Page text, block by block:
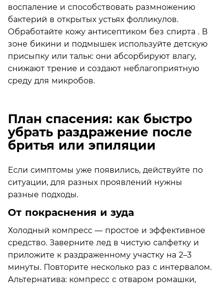
воспаление и способствовать размножению
бактерий в открытых устьях фолликулов.
Обработайте кожу антисептиком без спирта . В
зоне бикини и подмышек используйте детскую
присыпку или тальк: они абсорбируют влагу,
снижают трение и создают неблагоприятную
среду для микробов.
План спасения: как быстро
убрать раздражение после
бритья или эпиляции
Если симптомы уже появились, действуйте по
ситуации, для разных проявлений нужны
разные подходы.
От покраснения и зуда
Холодный компресс — простое и эффективное
средство. Заверните лед в чистую салфетку и
приложите к раздраженному участку на 2–3
минуты. Повторите несколько раз с интервалом.
Альтернатива: компресс с отваром ромашки,